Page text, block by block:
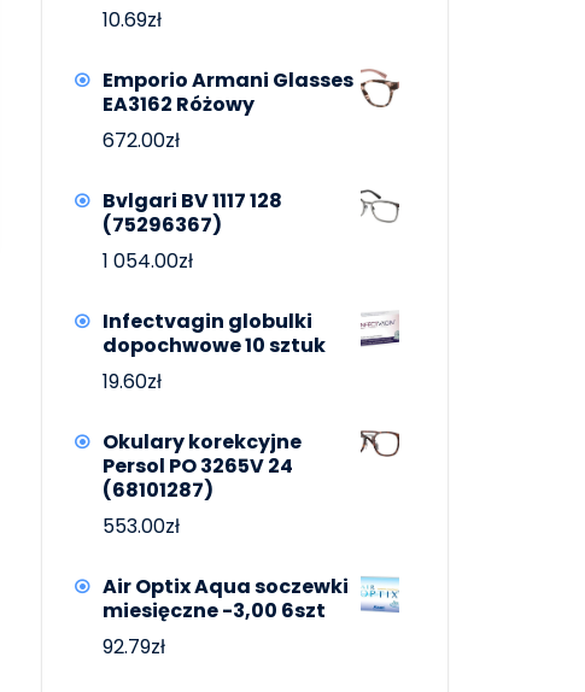
10.69zł
Emporio Armani Glasses
EA3162 Różowy
672.00zł
Bvlgari BV 1117 128
(75296367)
1 054.00zł
Infectvagin globulki
dopochwowe 10 sztuk
19.60zł
Okulary korekcyjne
Persol PO 3265V 24
(68101287)
553.00zł
Air Optix Aqua soczewki
miesięczne -3,00 6szt
92.79zł